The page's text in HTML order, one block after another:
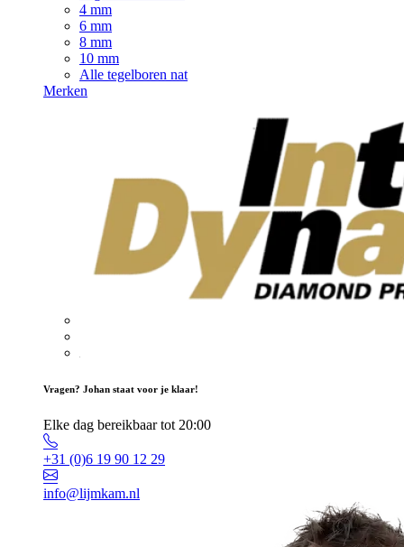
4 mm
6 mm
8 mm
10 mm
Alle tegelboren nat
Merken
Vragen? Johan staat voor je klaar!
Elke dag bereikbaar tot 20:00
+31 (0)6 19 90 12 29
info@lijmkam.nl